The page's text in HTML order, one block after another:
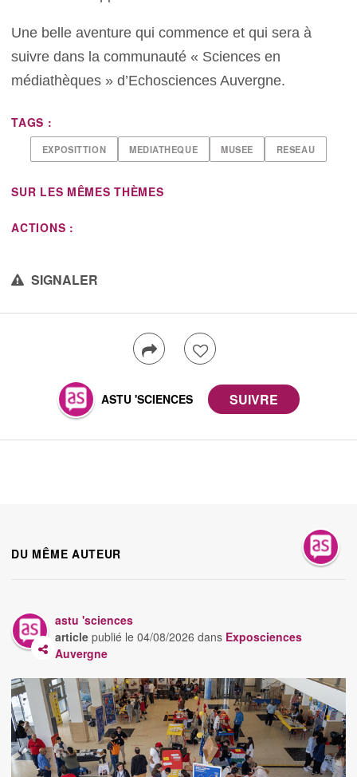
Une belle aventure qui commence et qui sera à
suivre dans la communauté « Sciences en
médiathèques » d’Echosciences Auvergne.
TAGS :
EXPOSITTION MEDIATHEQUE MUSEE RESEAU
SUR LES MÊMES THÈMES
ACTIONS :
SIGNALER
ASTU 'SCIENCES
DU MÊME AUTEUR
astu 'sciences
article publié le04/08/2026 dans Exposciences
Auvergne